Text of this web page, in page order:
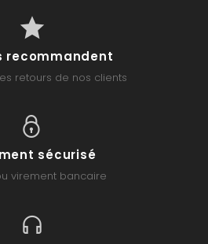
recommandent
retours de nos clients
sécurisé
virement bancaire